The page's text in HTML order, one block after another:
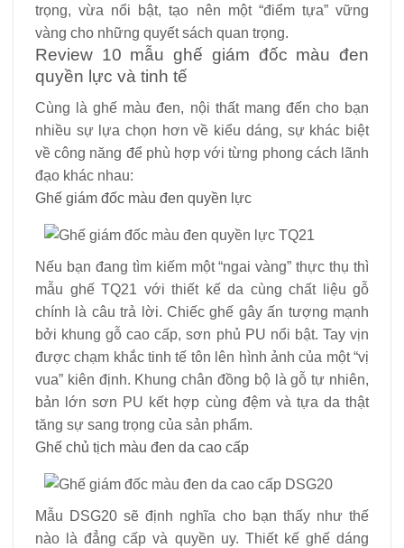
trọng, vừa nổi bật, tạo nên một “điểm tựa” vững
vàng cho những quyết sách quan trọng.
Review 10 mẫu ghế giám đốc màu đen
quyền lực và tinh tế
Cùng là ghế màu đen, nội thất mang đến cho bạn
nhiều sự lựa chọn hơn về kiểu dáng, sự khác biệt
về công năng để phù hợp với từng phong cách lãnh
đạo khác nhau:
Ghế giám đốc màu đen quyền lực
Nếu bạn đang tìm kiếm một “ngai vàng” thực thụ thì
mẫu ghế TQ21 với thiết kế da cùng chất liệu gỗ
chính là câu trả lời. Chiếc ghế gây ấn tượng mạnh
bởi khung gỗ cao cấp, sơn phủ PU nổi bật. Tay vịn
được chạm khắc tinh tế tôn lên hình ảnh của một “vị
vua” kiên định. Khung chân đồng bộ là gỗ tự nhiên,
bản lớn sơn PU kết hợp cùng đệm và tựa da thật
tăng sự sang trọng của sản phẩm.
Ghế chủ tịch màu đen da cao cấp
Mẫu DSG20 sẽ định nghĩa cho bạn thấy như thế
nào là đẳng cấp và quyền uy. Thiết kế ghế dáng